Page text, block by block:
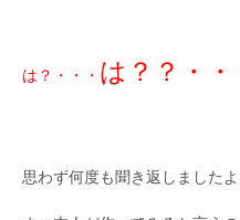
は？・・・ は？？・・
思わず何度も聞き返しましたよ